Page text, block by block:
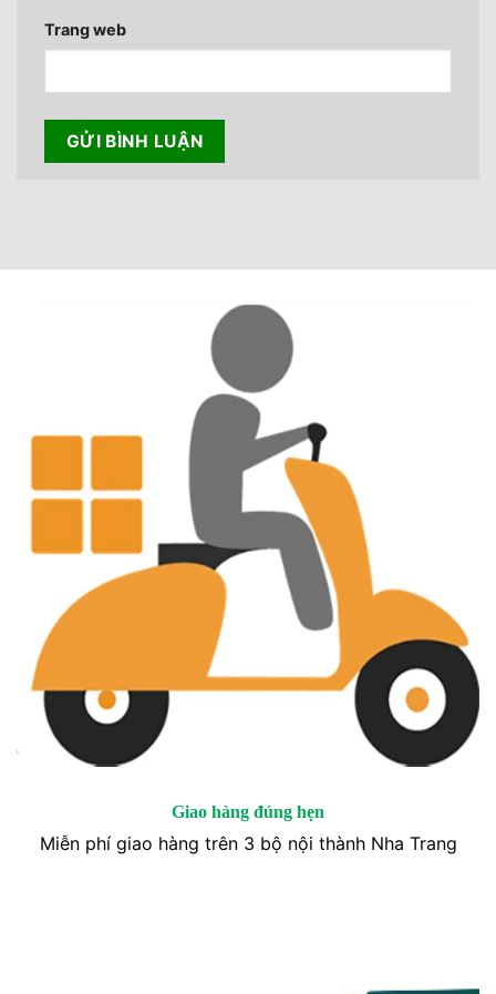
Trang web
Giao hàng đúng hẹn
Miễn phí giao hàng trên 3 bộ nội thành Nha Trang